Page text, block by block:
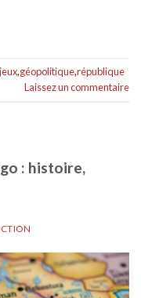
,géopolitique,république
Laissez un commentaire
: histoire,